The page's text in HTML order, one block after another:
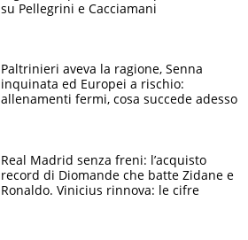
su Pellegrini e Cacciamani
Paltrinieri aveva la ragione, Senna
inquinata ed Europei a rischio:
allenamenti fermi, cosa succede adesso
Real Madrid senza freni: l’acquisto
record di Diomande che batte Zidane e
Ronaldo. Vinicius rinnova: le cifre